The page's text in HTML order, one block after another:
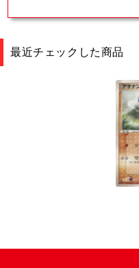
最近チェックした商品